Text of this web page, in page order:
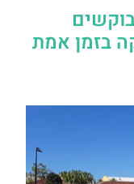
בזמן אמת